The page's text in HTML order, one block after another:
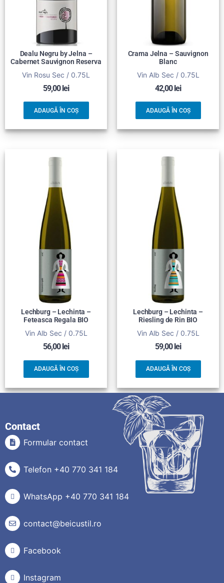
Dealu Negru by Jelna –
Cabernet Sauvignon Reserva
Vin Rosu Sec / 0.75L
59,00lei
ADAUGĂ ÎN COȘ
Crama Jelna – Sauvignon
Blanc
Vin Alb Sec / 0.75L
42,00lei
ADAUGĂ ÎN COȘ
Lechburg – Lechinta –
Feteasca Regala BIO
Vin Alb Sec / 0.75L
56,00 lei
ADAUGĂ ÎN COȘ
Lechburg – Lechinta –
Riesling de Rin BIO
Vin Alb Sec / 0.75L
59,00 lei
ADAUGĂ ÎN COȘ
Contact
Formular contact
Telefon +40 770 341 184
WhatsApp +40 770 341 184
contact@beicustil.ro
Facebook
Instagram